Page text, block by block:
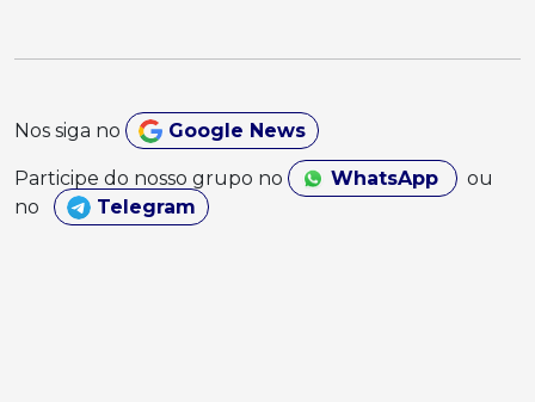
Nos siga no Google News
Participe do nosso grupo no WhatsApp
ou
no
Telegram